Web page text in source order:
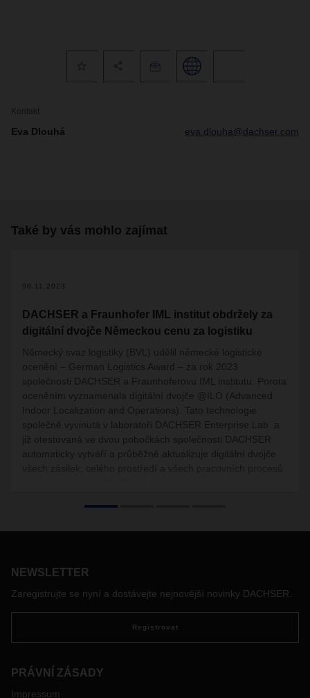
Kontakt
Eva Dlouhá eva.dlouha@dachser.com
Také by vás mohlo zajímat
08.11.2023
DACHSER a Fraunhofer IML institut obdržely za
digitální dvojče Německou cenu za logistiku
Německý svaz logistiky (BVL) udělil německé logistické
ocenění – German Logistics Award – za rok 2023
společnosti DACHSER a Fraunhoferovu IML institutu. Porota
oceněním vyznamenala digitální dvojče @ILO (Advanced
Indoor Localization and Operations). Tato technologie
společně vyvinutá v laboratoři DACHSER Enterprise Lab a
již otestovaná ve dvou pobočkách společnosti DACHSER
automaticky vytváří a průběžně aktualizuje digitální dvojče
zařízeních a displejích.
NEWSLETTER
Zaregistrujte se nyní a dostávejte nejnovější novinky DACHSER.
Registrovat
PRÁVNÍ ZÁSADY
Impressum